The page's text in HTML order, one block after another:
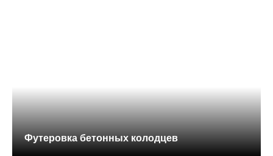
Футеровка бетонных колодцев